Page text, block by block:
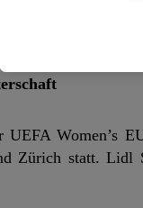
mit
Entscheidungen
UEFA Women’s
Zürich statt. Lidl